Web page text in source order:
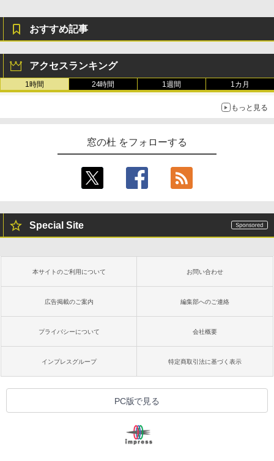
おすすめ記事
アクセスランキング
1時間 24時間 1週間 1カ月
もっと見る
窓の杜 をフォローする
Special Site
本サイトのご利用について お問い合わせ
広告掲載のご案内 編集部へのご連絡
プライバシーについて 会社概要
インプレスグループ 特定商取引法に基づく表示
PC版で見る